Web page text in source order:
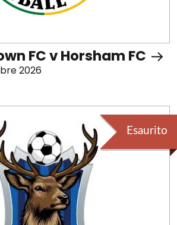
FC v Horsham FC
2026
Esaurito